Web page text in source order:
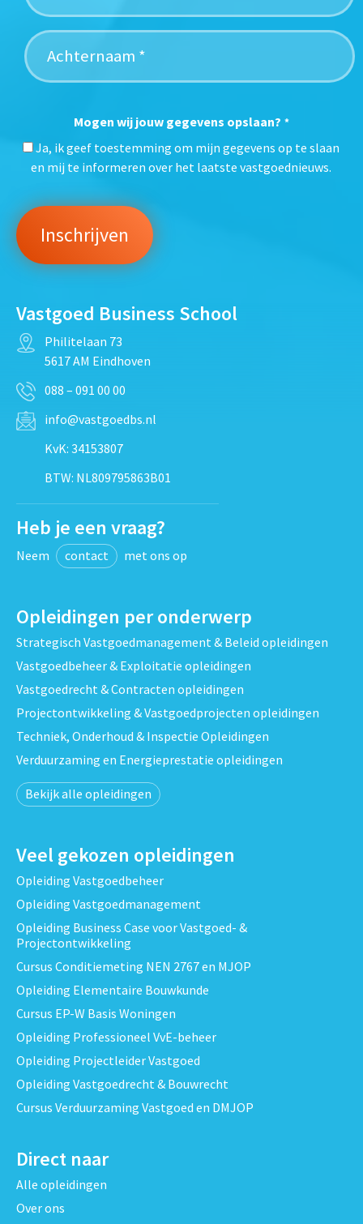
Mogen wij jouw gegevens opslaan? *
Ja, ik geef toestemming om mijn gegevens op te slaan
en mij te informeren over het laatste vastgoednieuws.
Vastgoed Business School
Philitelaan 73
5617 AM Eindhoven
088 – 091 00 00
info@vastgoedbs.nl
KvK: 34153807
BTW: NL809795863B01
Heb je een vraag?
Neem contact met ons op
Opleidingen per onderwerp
Strategisch Vastgoedmanagement & Beleid opleidingen
Vastgoedbeheer & Exploitatie opleidingen
Vastgoedrecht & Contracten opleidingen
Projectontwikkeling & Vastgoedprojecten opleidingen
Techniek, Onderhoud & Inspectie Opleidingen
Verduurzaming en Energieprestatie opleidingen
Bekijk alle opleidingen
Veel gekozen opleidingen
Opleiding Vastgoedbeheer
Opleiding Vastgoedmanagement
Opleiding Business Case voor Vastgoed- &
Projectontwikkeling
Cursus Conditiemeting NEN 2767 en MJOP
Opleiding Elementaire Bouwkunde
Cursus EP-W Basis Woningen
Opleiding Professioneel VvE-beheer
Opleiding Projectleider Vastgoed
Opleiding Vastgoedrecht & Bouwrecht
Cursus Verduurzaming Vastgoed en DMJOP
Direct naar
Alle opleidingen
Over ons